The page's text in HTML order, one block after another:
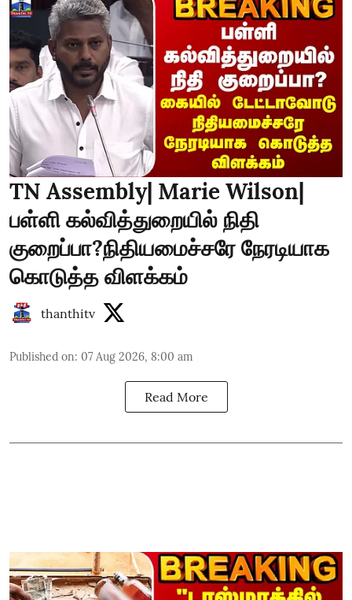
TN Assembly| Marie Wilson|
பள்ளி கல்வித்துறையில் நிதி
குறைப்பா?நிதியமைச்சரே நேரடியாக
கொடுத்த விளக்கம்
thanthitv
Published on: 07 Aug 2026, 8:00 am
Read More